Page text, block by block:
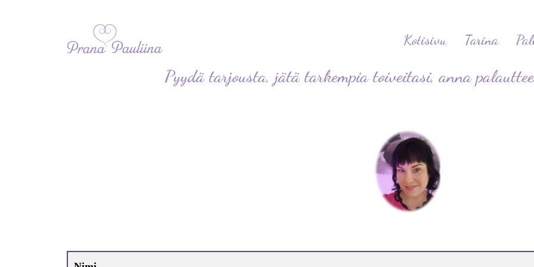
Kotisivu Tarina
Pyydä tarjousta, jätä tarkempia toiveitasi, anna